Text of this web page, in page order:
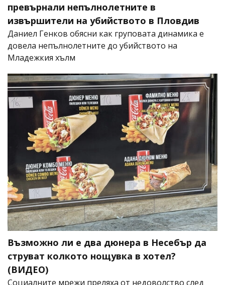
превърнали непълнолетните в
извършители на убийството в Пловдив
Даниел Генков обясни как груповата динамика е
довела непълнолетните до убийството на
Младежкия хълм
Възможно ли е два дюнера в Несебър да
струват колкото нощувка в хотел?
(ВИДЕО)
Социалните мрежи преляха от недоволство след